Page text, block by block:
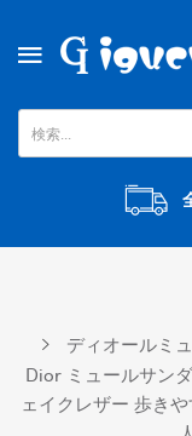
ディオールミ
Dior ミュールサン
ェイクレザー 歩き